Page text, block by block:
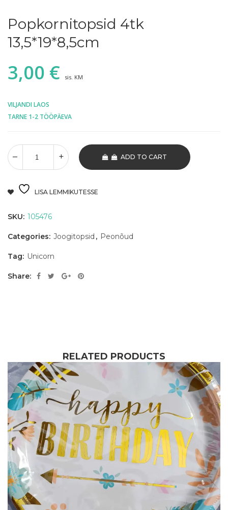
Popkornitopsid 4tk
13,5*19*8,5cm
3,00 € sis. KM
VILJANDI LAOS
TARNE 1-2 TÖÖPÄEVA
ADD TO CART
LISA LEMMIKUTESSE
SKU: 105476
Categories: Joogitopsid , Peonõud
Tag: Unicorn
Share:
RELATED PRODUCTS